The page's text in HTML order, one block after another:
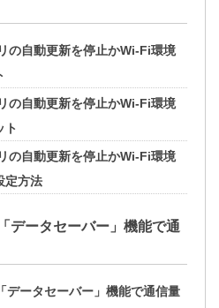
の自動更新を停止かWi-Fi環境
の自動更新を停止かWi-Fi環境
ト
の自動更新を停止かWi-Fi環境
定方法
データセーバー」機能で通
データセーバー」機能で通信量